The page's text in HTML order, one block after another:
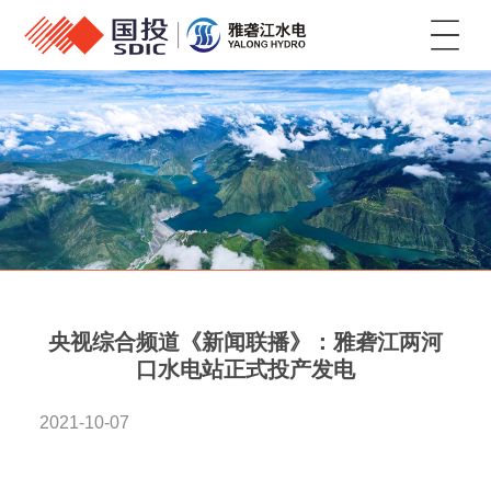
菜单
央视综合频道《新闻联播》：雅砻江两河
口水电站正式投产发电
2021-10-07